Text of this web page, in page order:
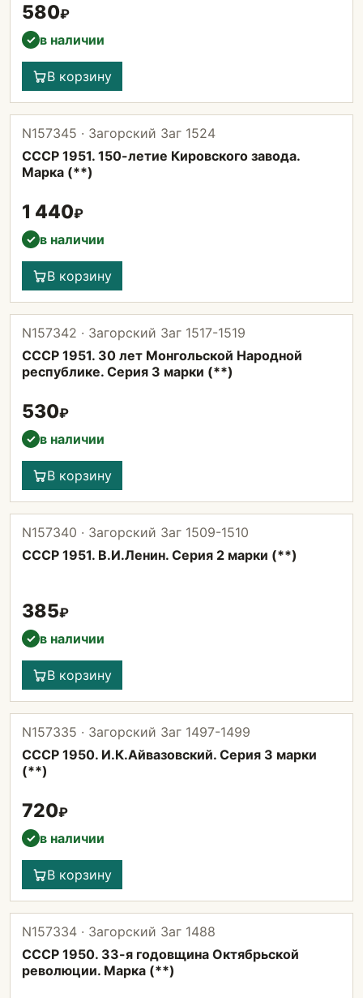
580₽
✓ в наличии
В корзину
N157345 · Загорский Заг 1524
СССР 1951. 150-летие Кировского завода.
Марка (**)
1 440₽
✓ в наличии
В корзину
N157342 · Загорский Заг 1517-1519
СССР 1951. 30 лет Монгольской Народной
республике. Серия 3 марки (**)
530₽
✓ в наличии
В корзину
N157340 · Загорский Заг 1509-1510
СССР 1951. В.И.Ленин. Серия 2 марки (**)
385₽
✓ в наличии
В корзину
N157335 · Загорский Заг 1497-1499
СССР 1950. И.К.Айвазовский. Серия 3 марки
(**)
720₽
✓ в наличии
В корзину
N157334 · Загорский Заг 1488
СССР 1950. 33-я годовщина Октябрьской
революции. Марка (**)